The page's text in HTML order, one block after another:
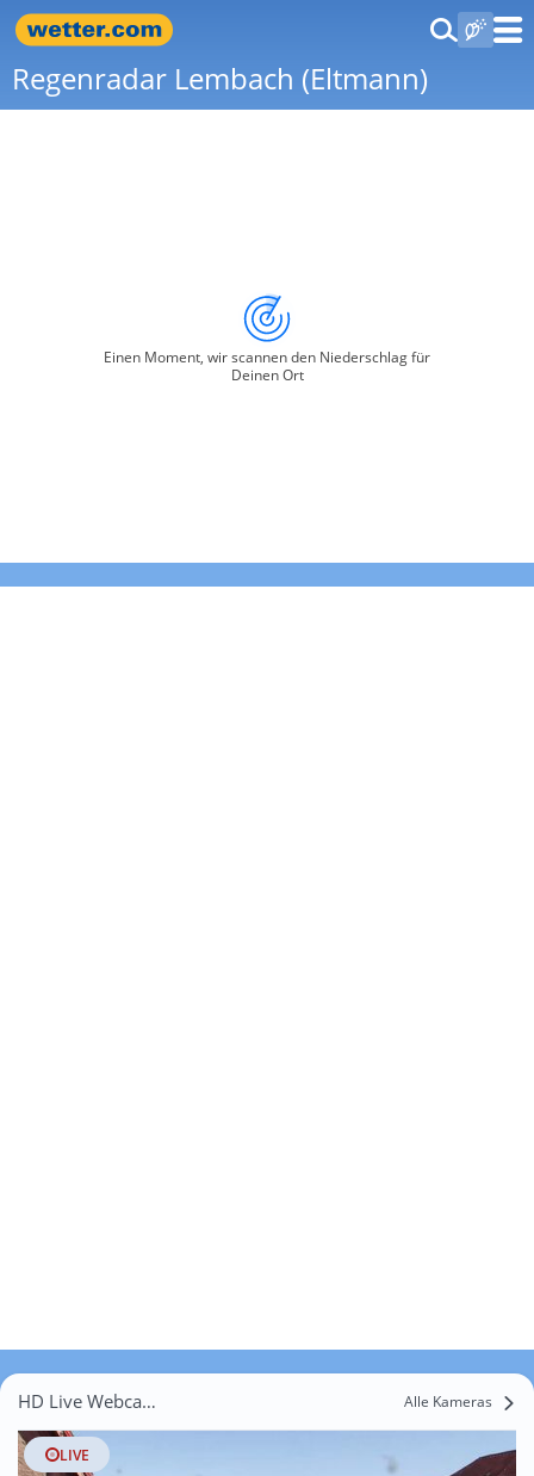
Regenradar Lembach (Eltmann)
Einen Moment, wir scannen den Niederschlag für
Deinen Ort
HD Live Webcams Lembach Alle Kameras
LIVE